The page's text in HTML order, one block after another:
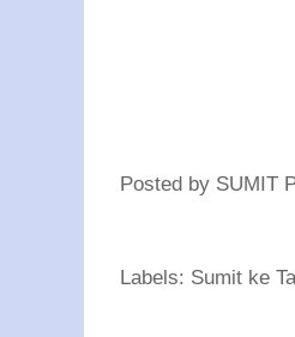
Posted by SUMIT
Labels: Sumit ke